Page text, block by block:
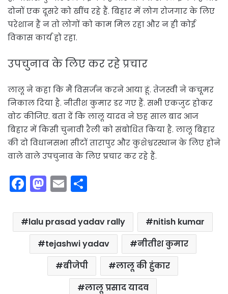
दोनों एक दूसरे को खींच रहे हैं. बिहार में लोग रोजगार के लिए
परेशान हैं न तो लोगों को काम मिल रहा और न ही कोई
विकास कार्य हो रहा.
उपचुनाव के लिए कर रहे प्रचार
लालू ने कहा कि मैं विसर्जन करने आया हूं. तेजस्वी ने कचूमर
निकाल दिया है. नीतीश कुमार डर गए हैं. सभी एकजुट होकर
वोट कीजिए. बता दें कि लालू यादव ने छह साल बाद आज
बिहार में किसी चुनावी रैली को संबोधित किया है. लालू बिहार
की दो विधानसभा सीटों तारापुर और कुशेश्वरस्थान के लिए होने
वाले वाले उपचुनाव के लिए प्रचार कर रहे हैं.
F
a
c
e
b
M
a
st
o
d
o
n
E
m
ai
l
ar
e
lalu prasad yadav rally
nitish kumar
tejashwi yadav
नीतीश कुमार
बीजेपी
लालू की हुंकार
लालू प्रसाद यादव